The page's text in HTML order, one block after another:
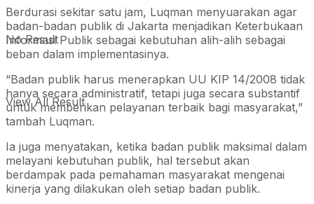
No Result
View All Result
Berdurasi sekitar satu jam, Luqman menyuarakan agar
badan-badan publik di Jakarta menjadikan Keterbukaan
Informasi Publik sebagai kebutuhan alih-alih sebagai
beban dalam implementasinya.
“Badan publik harus menerapkan UU KIP 14/2008 tidak
hanya secara administratif, tetapi juga secara substantif
untuk memberikan pelayanan terbaik bagi masyarakat,”
tambah Luqman.
Ia juga menyatakan, ketika badan publik maksimal dalam
melayani kebutuhan publik, hal tersebut akan
berdampak pada pemahaman masyarakat mengenai
kinerja yang dilakukan oleh setiap badan publik.